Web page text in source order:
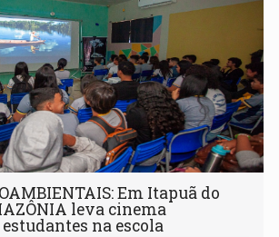
Em Itapuã do
leva cinema
na escola